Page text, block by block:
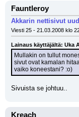
Fauntleroy
Akkarin nettisivut
Viesti 25 - 21.03.2008 klo
Lainaus käyttäjältä: Uka
Mullakin on tullut
sivut ovat kamalan
vaiko koneestani? :o)
Sivuista se johtuu..
Kreach